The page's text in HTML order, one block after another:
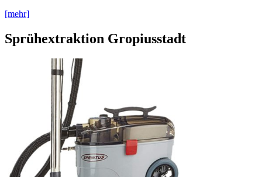
[mehr]
Sprühextraktion Gropiusstadt